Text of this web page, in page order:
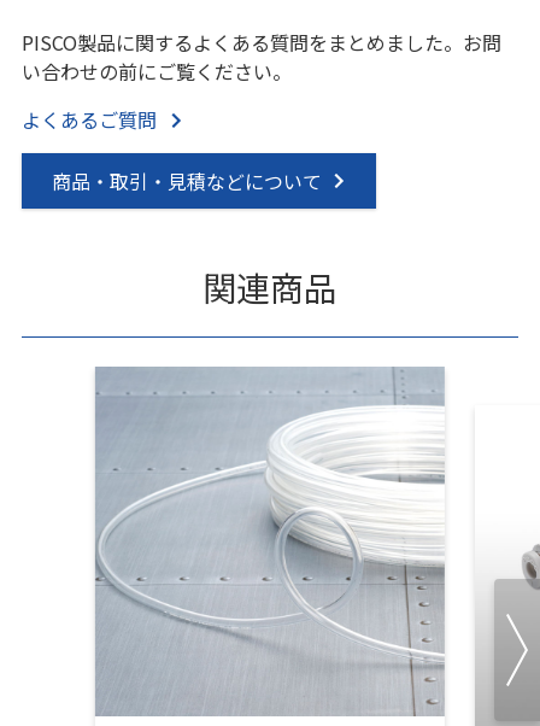
PISCO製品に関するよくある質問をまとめました。お問
い合わせの前にご覧ください。
よくあるご質問
商品・取引・見積などについて
関連商品